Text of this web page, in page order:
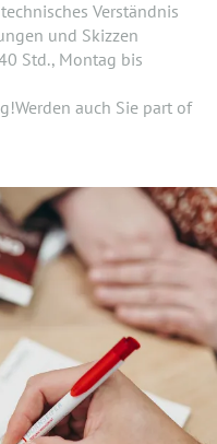
Verständnis
und Skizzen
Std., Montag bis
auch Sie part of